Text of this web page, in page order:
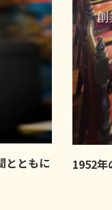
とともに
1952年